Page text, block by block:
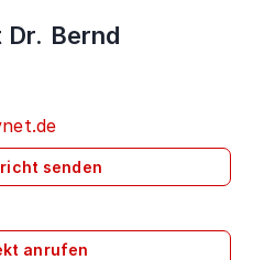
Bernd
senden
anrufen